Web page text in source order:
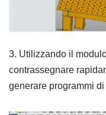
3. Utilizzando il
contrassegnare
generare programmi